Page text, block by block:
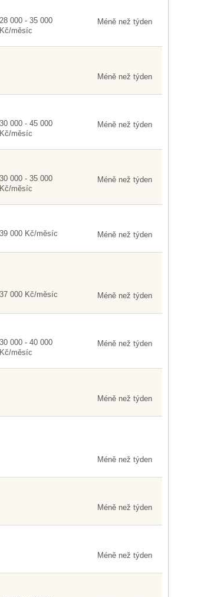
28 000 - 35 000
Kč/měsíc
Méně než týden
Méně než týden
30 000 - 45 000
Kč/měsíc
Méně než týden
30 000 - 35 000
Kč/měsíc
Méně než týden
39 000 Kč/měsíc Méně než týden
37 000 Kč/měsíc Méně než týden
30 000 - 40 000
Kč/měsíc
Méně než týden
Méně než týden
Méně než týden
Méně než týden
Méně než týden